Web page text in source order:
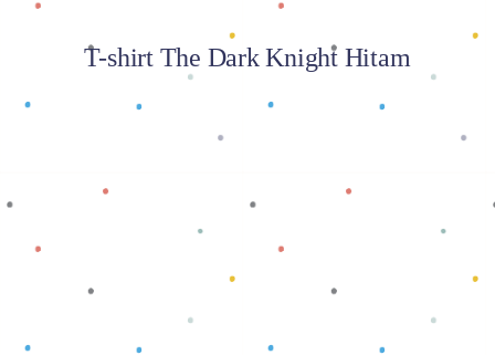
T-shirt The Dark Knight Hitam